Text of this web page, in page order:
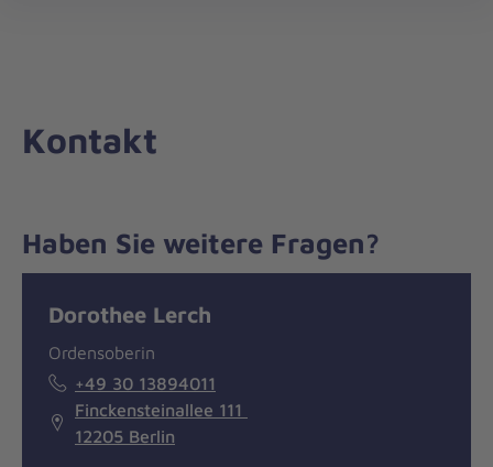
zum
Kontakt
Haben Sie weitere Fragen?
Dorothee Lerch
Ordensoberin
+49 30 13894011
Finckensteinallee 111
12205 Berlin